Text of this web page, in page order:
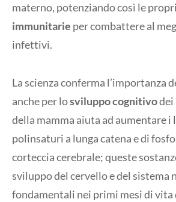
materno, potenziando così le
immunitarie per combattere al
infettivi.
La scienza conferma l’importanza
anche per losviluppo cognitivo
della mamma aiuta ad aumentare i
polinsaturi a lunga catena e di
corteccia cerebrale; queste
sviluppo del cervello e del sistema
fondamentali nei primi mesi di vita